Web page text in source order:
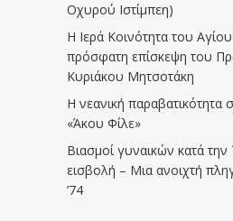
Οχυρού Ιστίμπεη)
Η Ιερά Κοινότητα του
πρόσφατη επίσκεψη του
Κυριάκου Μητσοτάκη
Η νεανική παραβατικότητα
«Άκου Φίλε»
Βιασμοί γυναικών κατά την
εισβολή – Μια ανοιχτή
’74